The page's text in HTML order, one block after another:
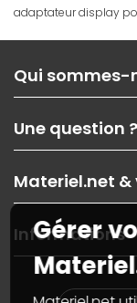
adaptateur display
Qui sommes-
Nos services
Les magasins
Nos solutions pour
Contactez-nous
Une question ?
Paiement, livraison
Garanties,Pack
SAV, demander
Informations
Guides d'achats
Materiel.net &
On répare votre
On rachète votre
PC sur mesure :
Notre démarche
Materiel.net
Informations
Plan du site
Nos marques
Gérer